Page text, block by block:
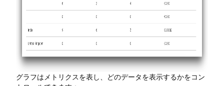
グラフはメトリクスを表し、どのデータを表示するかをコン